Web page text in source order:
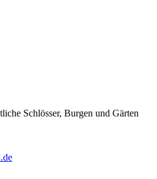
Schlösser, Burgen und Gärten